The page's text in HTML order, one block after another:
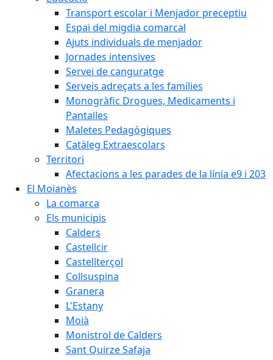
Transport escolar i Menjador preceptiu
Espai del migdia comarcal
Ajuts individuals de menjador
Jornades intensives
Servei de canguratge
Serveis adreçats a les famílies
Monogràfic Drogues, Medicaments i
Pantalles
Maletes Pedagògiques
Catàleg Extraescolars
Territori
Afectacions a les parades de la línia e9 i 203
El Moianès
La comarca
Els municipis
Calders
Castellcir
Castellterçol
Collsuspina
Granera
L'Estany
Moià
Monistrol de Calders
Sant Quirze Safaja